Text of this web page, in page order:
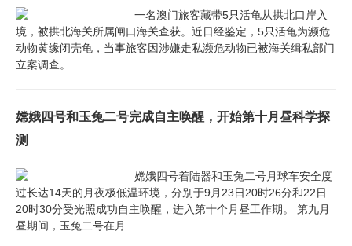
一名澳门旅客藏带5只活龟从拱北口岸入
境，被拱北海关所属闸口海关查获。近日经鉴定，5只活龟为濒危
动物黄缘闭壳龟，当事旅客因涉嫌走私濒危动物已被海关缉私部门
立案调查。
嫦娥四号和玉兔二号完成自主唤醒，开始第十月昼科学探
测
嫦娥四号着陆器和玉兔二号月球车安全度
过长达14天的月夜极低温环境，分别于9月23日20时26分和22日
20时30分受光照成功自主唤醒，进入第十个月昼工作期。 第九月
昼期间，玉兔二号在月